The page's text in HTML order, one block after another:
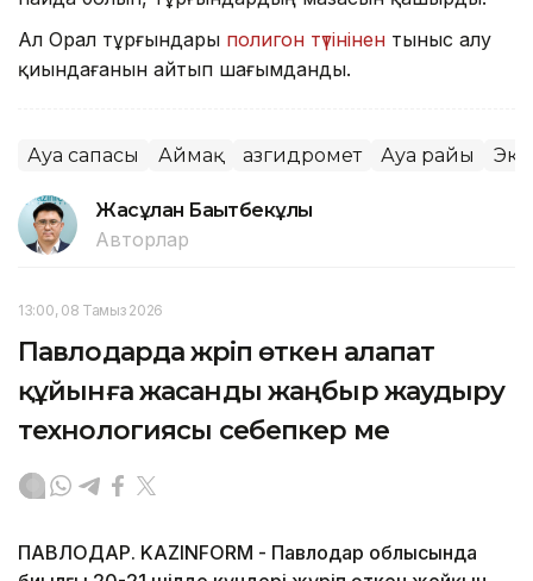
Ал Орал тұрғындары полигон түтінінен тыныс алу
қиындағанын айтып шағымданды.
Ауа сапасы Аймақ Қазгидромет Ауа райы
Жасұлан Бақытбекұлы
Авторлар
13:00, 08 Тамыз 2026
Павлодарда жүріп өткен алапат
құйынға жасанды жаңбыр жаудыру
технологиясы себепкер ме
ПАВЛОДАР. KAZINFORM - Павлодар облысында